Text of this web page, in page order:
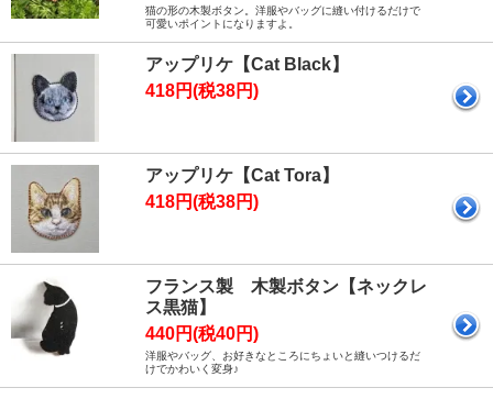
猫の形の木製ボタン。洋服やバッグに縫い付けるだけで
可愛いポイントになりますよ。
アップリケ【Cat Black】
418円(税38円)
アップリケ【Cat Tora】
418円(税38円)
フランス製 木製ボタン【ネックレ
ス黒猫】
440円(税40円)
洋服やバッグ、お好きなところにちょいと縫いつけるだ
けでかわいく変身♪